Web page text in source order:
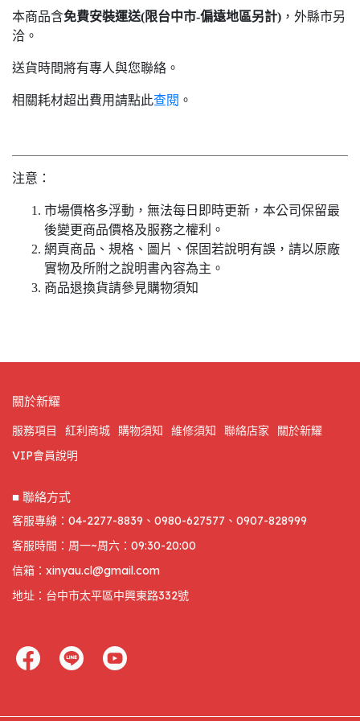
本商品含免費安裝運送(限台中市-偏遠地區另計) ，外縣市另
洽。
送貨時間將有專人與您聯絡。
相關耗材超出費用請點此查閱 。
注意：
市場價格多浮動，無法每日即時更新，本公司保留最
後變更商品價格及服務之權利。
網頁商品、規格、圖片、保固若說明有誤，請以原廠
實物及所附之說明書內容為主。
商品退換貨請參見購物須知
關於新耀
服務項目 紅利商城 購物須知 維修須知 聯絡店家
關於新耀
VIP會員說明
■ 聯絡方式
客服專線：04-2277-8839、0980-627577、0907-828999
客服時間：周一~周六：09:30-20:00
信箱：xinyau.cl@gmail.com
地址：台中市太平區中興東路332號